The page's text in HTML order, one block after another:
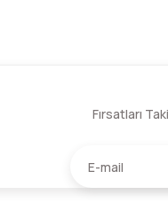
Fırsatları